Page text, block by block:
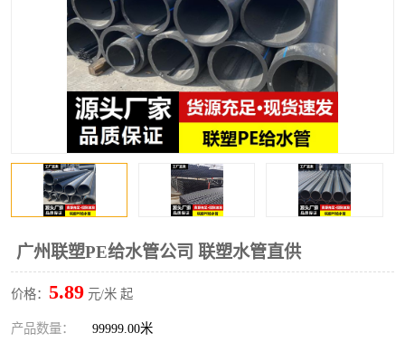
广州联塑PE给水管公司 联塑水管直供
价格： 5.89 元/米 起
产品数量： 99999.00米
联塑PE管 联塑家装红蓝线管